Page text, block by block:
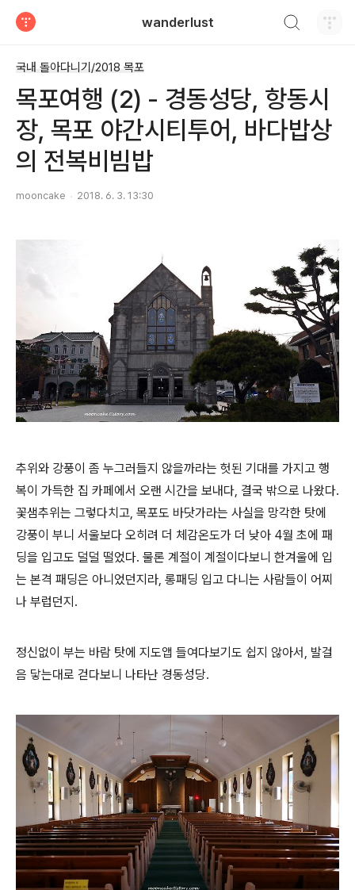
wanderlust
국내 돌아다니기/2018 목포
목포여행 (2) - 경동성당, 항동시
장, 목포 야간시티투어, 바다밥상
의 전복비빔밥
mooncake 2018. 6. 3. 13:30
추위와 강풍이 좀 누그러들지 않을까라는 헛된 기대를 가지고 행
복이 가득한 집 카페에서 오랜 시간을 보내다, 결국 밖으로 나왔다.
꽃샘추위는 그렇다치고, 목포도 바닷가라는 사실을 망각한 탓에
강풍이 부니 서울보다 오히려 더 체감온도가 더 낮아 4월 초에 패
딩을 입고도 덜덜 떨었다. 물론 계절이 계절이다보니 한겨울에 입
는 본격 패딩은 아니었던지라, 롱패딩 입고 다니는 사람들이 어찌
나 부럽던지.
정신없이 부는 바람 탓에 지도앱 들여다보기도 쉽지 않아서, 발걸
음 닿는대로 걷다보니 나타난 경동성당.